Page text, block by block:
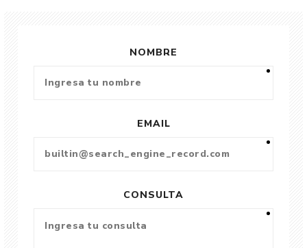
NOMBRE
EMAIL
CONSULTA